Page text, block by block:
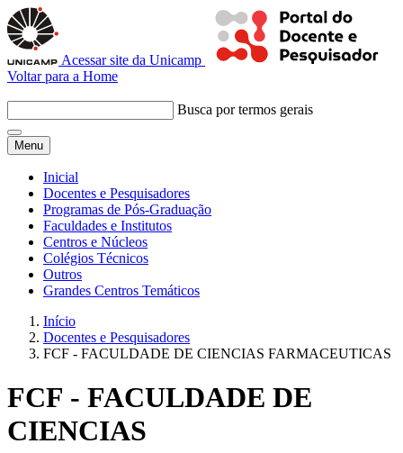
Acessar site da Unicamp
Voltar para a Home
Busca por termos gerais
Menu
Inicial
Docentes e Pesquisadores
Programas de Pós-Graduação
Faculdades e Institutos
Centros e Núcleos
Colégios Técnicos
Outros
Grandes Centros Temáticos
Início
Docentes e Pesquisadores
FCF - FACULDADE DE CIENCIAS FARMACEUTICAS
FCF - FACULDADE DE
CIENCIAS